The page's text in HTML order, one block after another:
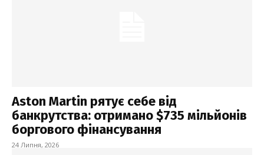
Aston Martin рятує себе від
банкрутства: отримано $735 мільйонів
боргового фінансування
24 Липня, 2026